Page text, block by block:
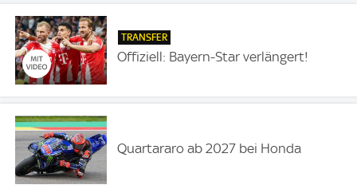
TRANSFER
Offiziell: Bayern-Star verlängert!
Quartararo ab 2027 bei Honda